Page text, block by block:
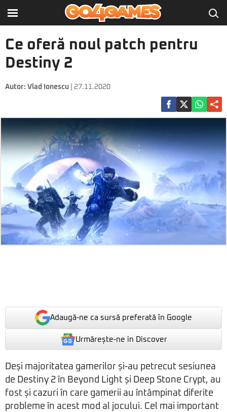
Ce oferă noul patch pentru
Destiny 2
Autor: Vlad Ionescu | 27.11.2020
Adaugă-ne ca sursă preferată în Google
Urmărește-ne in Discover
Deși majoritatea gamerilor și-au petrecut sesiunea
de Destiny 2 în Beyond Light și Deep Stone Crypt, au
fost și cazuri în care gamerii au întâmpinat diferite
probleme în acest mod al jocului. Cel mai important